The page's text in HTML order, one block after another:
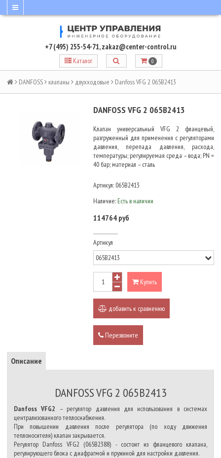
+7 (495) 255-54-71,zakaz@center-control.ru
Каталог 0
DANFOSS клапаны двухходовые Danfoss VFG 2 065B2413
DANFOSS VFG 2 065B2413
Клапан универсальный VFG 2 фланцевый,
разгруженный для применения с регуляторами
давления, перепада давления, расхода,
температуры; регулируемая среда – вода; PN =
40 бар; материал – сталь
Артикул: 065B2413
Наличие: Есть в наличии
114764 руб
Артикул
Купить
добавить к сравнению
Перезвоните
Описание
DANFOSS VFG 2 065B2413
Danfoss VFG2 – регулятор давления для использования в системах
централизованного теплоснабжения.
При повышении давления после регулятора (по ходу движения
теплоносителя) клапан закрывается.
Регулятор Danfoss VFG2 (065B2388) - состоит из фланцевого клапана,
регулирующего блока с диафрагмой и пружиной для настройки давления.